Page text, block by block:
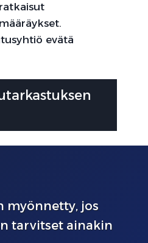
evätä
myönnetty, jos
tarvitset ainakin